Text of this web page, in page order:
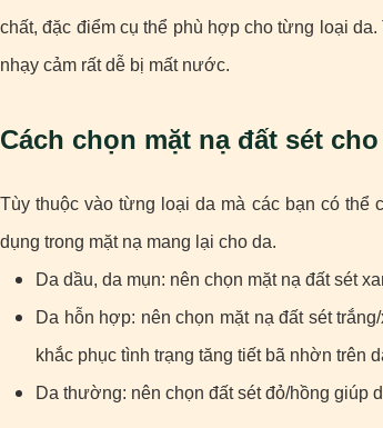
chất, đặc điểm cụ thể phù hợp cho từng loại
nhạy cảm rất dễ bị mất nước.
Cách chọn mặt nạ đất sét
Tùy thuộc vào từng loại da mà các bạn có
dụng trong mặt nạ mang lại cho da.
Da dầu, da mụn: nên chọn mặt nạ đất sét
Da hỗn hợp: nên chọn mặt nạ đất sét
khắc phục tình trạng tăng tiết bã nhờn trên
Da thường: nên chọn đất sét đỏ/hồng giúp